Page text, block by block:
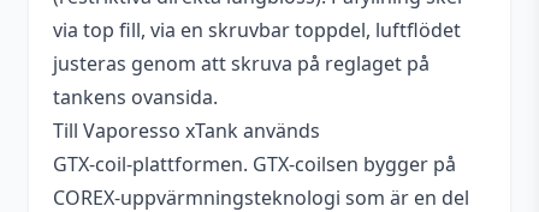
ml)
mängd
via top fill, via en skruvbar toppdel, luftflödet
justeras genom att skruva på reglaget på
tankens ovansida.
Till Vaporesso xTank används
GTX‑coil‑plattformen. GTX‑coilsen bygger på
COREX‑uppvärmningsteknologi som är en del
Anslutning
(Gänga)
510
Bredd
22,4 mm
Höjd
51,7 mm